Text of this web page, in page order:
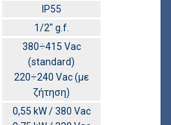
IP55
1/2″ g.f.
380÷415 Vac
(standard)
220÷240 Vac (με
ζήτηση)
0,55 kW / 380 Vac